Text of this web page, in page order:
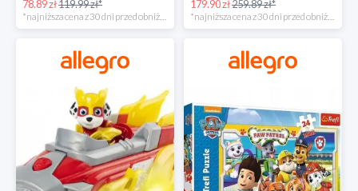
78.89 zł119.99 zł* 179.90 zł259.89 zł*